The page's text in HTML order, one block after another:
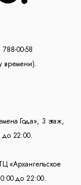
00-58
времени).
Года», 3 этаж,
до 22:00.
«Архангельское
до 22:00.